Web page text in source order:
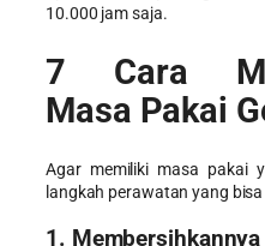
10.000 jam saja.
7 Cara
Masa Pakai
Agar memiliki masa pakai
langkah perawatan yang
1.